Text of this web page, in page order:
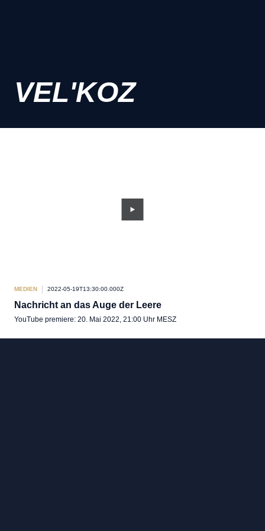
VEL'KOZ
MEDIEN 2022-05-19T13:30:00.000Z
Nachricht an das Auge der Leere
YouTube premiere: 20. Mai 2022, 21:00 Uhr MESZ